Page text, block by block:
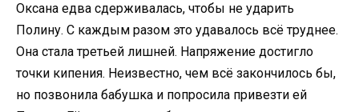
Оксана едва сдерживалась, чтобы не ударить
Полину. С каждым разом это удавалось всё труднее.
Она стала третьей лишней. Напряжение достигло
точки кипения. Неизвестно, чем всё закончилось бы,
но позвонила бабушка и попросила привезти ей